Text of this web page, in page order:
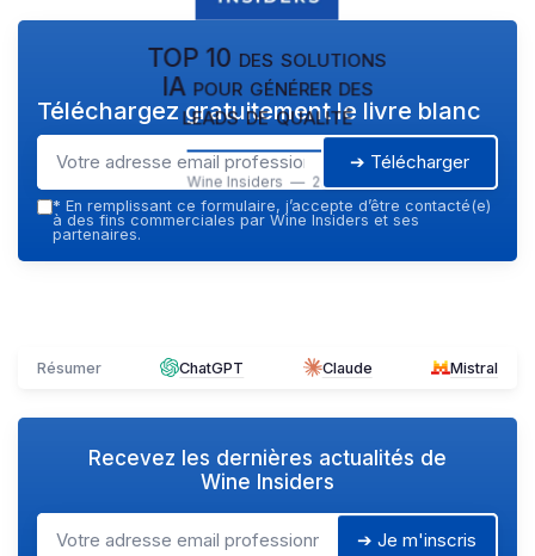
TOP 10 des solutions
IA pour générer des
leads de qualité
Wine Insiders — 2026
Téléchargez gratuitement le livre blanc
➔ Télécharger
* En remplissant ce formulaire, j’accepte d’être contacté(e)
à des fins commerciales par Wine Insiders et ses
partenaires.
Résumer ChatGPT Claude Mistral
Recevez les dernières actualités de
Wine Insiders
➔ Je m'inscris